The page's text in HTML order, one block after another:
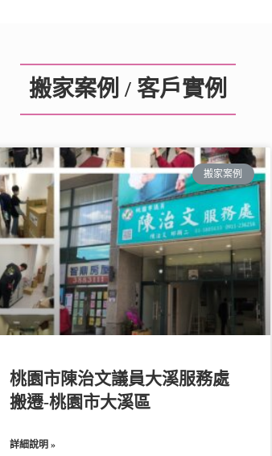
搬家案例 / 客戶實例
搬家案例
桃園市陳治文議員大溪服務處
搬遷-桃園市大溪區
詳細說明 »